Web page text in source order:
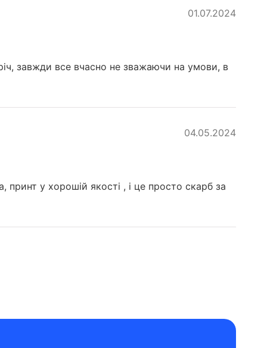
01.07.2024
завжди все вчасно не зважаючи на умови, в
04.05.2024
у хорошій якості , і це просто скарб за